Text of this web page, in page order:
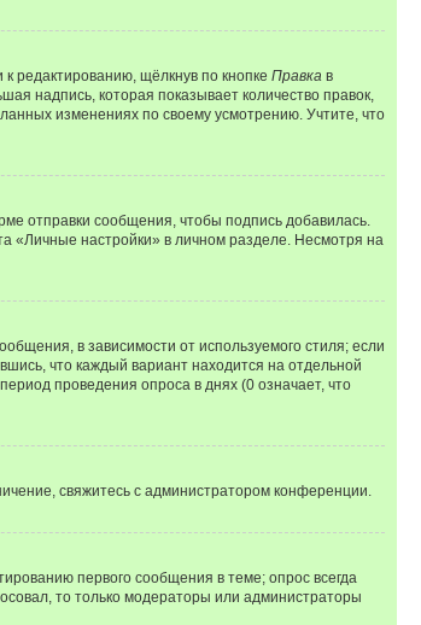
редактированию, щёлкнув по кнопке Правка в
надпись, которая показывает количество правок,
изменениях по своему усмотрению. Учтите, что
отправки сообщения, чтобы подпись добавилась.
«Личные настройки» в личном разделе. Несмотря на
в зависимости от используемого стиля; если
что каждый вариант находится на отдельной
проведения опроса в днях (0 означает, что
свяжитесь с администратором конференции.
первого сообщения в теме; опрос всегда
то только модераторы или администраторы